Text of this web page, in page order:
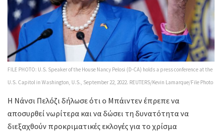
FILE PHOTO: U.S. Speaker of the House Nancy Pelosi (D-CA) holds a press conference at the
U.S. Capitol in Washington, U.S., September 22, 2022. REUTERS/Kevin Lamarque/File Photo
Η Νάνσι Πελόζι δήλωσε ότι ο Μπάιντεν έπρεπε να
αποσυρθεί νωρίτερα και να δώσει τη δυνατότητα να
διεξαχθούν προκριματικές εκλογές για το χρίσμα